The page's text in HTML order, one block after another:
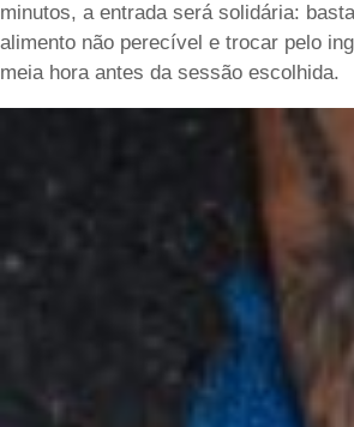
minutos, a entrada será solidária:
alimento não perecível e trocar pelo
meia hora antes da sessão escolhida.